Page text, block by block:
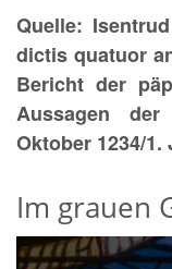
Quelle:
dictis quatuor
Bericht der
Aussagen
Oktober 1234/1.
Im grauen